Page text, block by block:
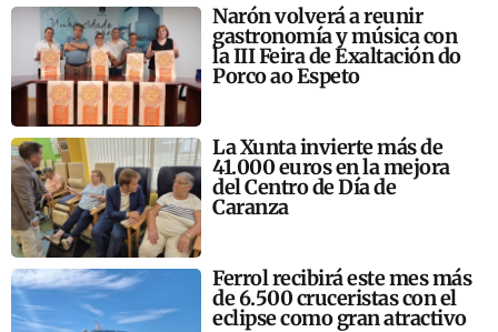
Narón volverá a reunir
gastronomía y música con
la III Feira de Exaltación do
Porco ao Espeto
La Xunta invierte más de
41.000 euros en la mejora
del Centro de Día de
Caranza
Ferrol recibirá este mes más
de 6.500 cruceristas con el
eclipse como gran atractivo